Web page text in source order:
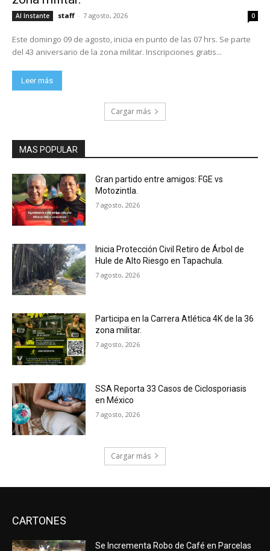
Al Instante staff - 7 agosto, 2026 0
Este domingo 09 de agosto, inicia en punto de las 07 hrs. Se parte
del 43 aniversario de la zona militar. Inscripciones gratis...
Leer más
Cargar más
MAS POPULAR
Gran partido entre amigos: FGE vs
Motozintla.
7 agosto, 2026
Inicia Protección Civil Retiro de Árbol de
Hule de Alto Riesgo en Tapachula.
7 agosto, 2026
Participa en la Carrera Atlética 4K de la 36
zona militar.
7 agosto, 2026
SSA Reporta 33 Casos de Ciclosporiasis
en México
7 agosto, 2026
Cargar más
CARTONES
Se Incrementa Robo de Café en Parcelas